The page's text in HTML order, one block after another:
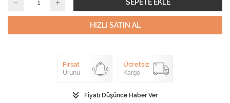
SEPETE EKLE
HIZLI SATIN AL
Fırsat
Ürünü
Ücretsiz
Kargo
Fiyatı Düşünce Haber Ver